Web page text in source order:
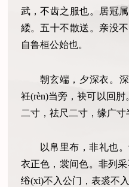
武，不齿之服也。居冠
緌。五十不散送。亲没
自鲁桓公始也。
朝玄端，夕深衣。
衽(rèn)当旁，袂可以回
二寸，祛尺二寸，缘广寸
以帛里布，非礼也
衣正色，裳间色。非列采
绤(xì)不入公门，表裘不